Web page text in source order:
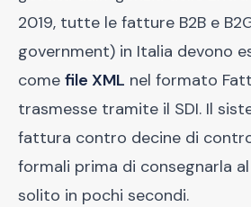
2019, tutte le fatture B2B e
government) in Italia devono
come file XML nel formato
trasmesse tramite il SDI. Il
fattura contro decine di
formali prima di consegnarla
solito in pochi secondi.